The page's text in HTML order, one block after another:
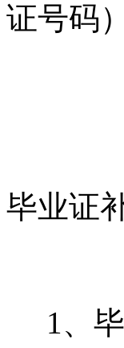
证号码
毕业证
1、毕